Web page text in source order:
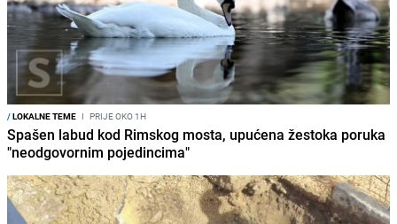
/LOKALNE TEME I PRIJE OKO 1H
Spašen labud kod Rimskog mosta, upućena žestoka poruka
"neodgovornim pojedincima"